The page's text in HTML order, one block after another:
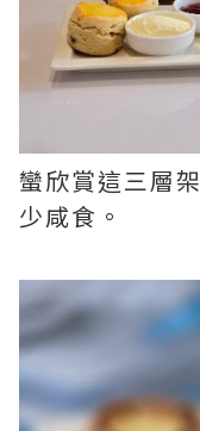
蠻欣賞這三層
少咸食。